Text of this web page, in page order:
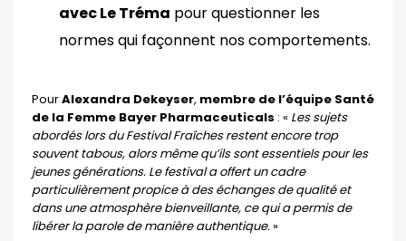
avec Le Tréma pour questionner les
normes qui façonnent nos comportements.
PourAlexandra Dekeyser, membre de l’équipe Santé
de la Femme Bayer Pharmaceuticals : « Les sujets
abordés lors du Festival Fraîches restent encore trop
souvent tabous, alors même qu’ils sont essentiels pour les
jeunes générations. Le festival a offert un cadre
particulièrement propice à des échanges de qualité et
dans une atmosphère bienveillante, ce qui a permis de
libérer la parole de manière authentique. »